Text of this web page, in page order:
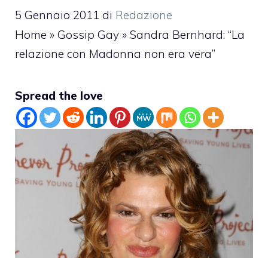
5 Gennaio 2011 di Redazione
Home » Gossip Gay » Sandra Bernhard: “La
relazione con Madonna non era vera”
Spread the love